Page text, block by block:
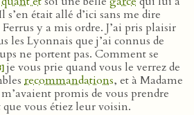
était allé d’ici sans me dire
y a mis ordre. J’ai pris plaisir
les Lyonnais que j’ai connus de
ne portent pas. Comment se
je vous prie quand vous le verrez de
recommandations, et à Madame
promis de vous prendre
vous étiez leur voisin.